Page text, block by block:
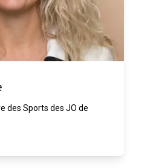
des Sports des JO de